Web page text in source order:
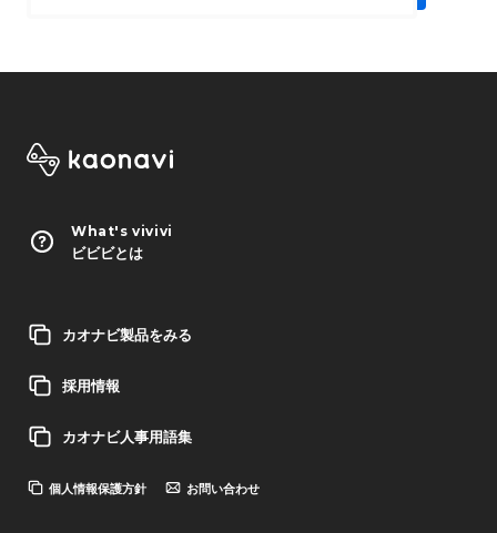
What's vivivi
ビビビとは
カオナビ製品をみる
採用情報
カオナビ人事用語集
個人情報保護方針 お問い合わせ